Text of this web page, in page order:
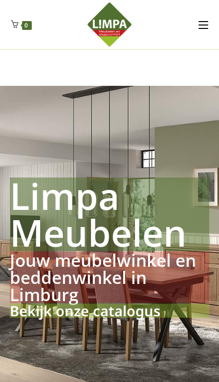
Regenschut
Drueckerpro
Fettsauren Dekemax Kapselmed
Luftkuhlen Zauberfan Netzfenste Insektensc
0
Limpa
Meubelen
Jouw meubelwinkel en
beddenwinkel in
Limburg
Bekijk onze catalogus